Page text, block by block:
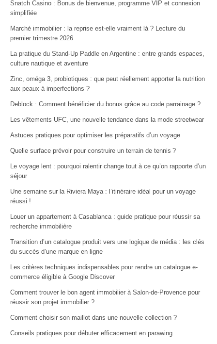
Snatch Casino : Bonus de bienvenue, programme VIP et connexion
simplifiée
Marché immobilier : la reprise est-elle vraiment là ? Lecture du
premier trimestre 2026
La pratique du Stand-Up Paddle en Argentine : entre grands espaces,
culture nautique et aventure
Zinc, oméga 3, probiotiques : que peut réellement apporter la nutrition
aux peaux à imperfections ?
Deblock : Comment bénéficier du bonus grâce au code parrainage ?
Les vêtements UFC, une nouvelle tendance dans la mode streetwear
Astuces pratiques pour optimiser les préparatifs d’un voyage
Quelle surface prévoir pour construire un terrain de tennis ?
Le voyage lent : pourquoi ralentir change tout à ce qu’on rapporte d’un
séjour
Une semaine sur la Riviera Maya : l’itinéraire idéal pour un voyage
réussi !
Louer un appartement à Casablanca : guide pratique pour réussir sa
recherche immobilière
Transition d’un catalogue produit vers une logique de média : les clés
du succès d’une marque en ligne
Les critères techniques indispensables pour rendre un catalogue e-
commerce éligible à Google Discover
Comment trouver le bon agent immobilier à Salon-de-Provence pour
réussir son projet immobilier ?
Comment choisir son maillot dans une nouvelle collection ?
Conseils pratiques pour débuter efficacement en parawing